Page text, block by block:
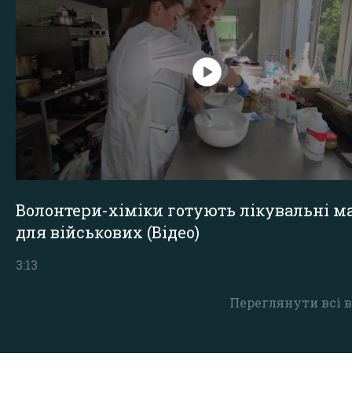
Переглянути всі
Волонтери-хіміки готують лікувальні
для військових (Відео)
3:13